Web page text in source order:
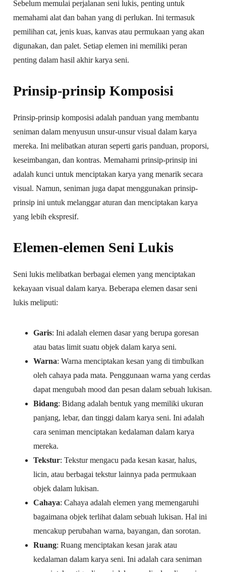
Sebelum memulai perjalanan seni lukis, penting untuk
memahami alat dan bahan yang di perlukan. Ini termasuk
pemilihan cat, jenis kuas, kanvas atau permukaan yang akan
digunakan, dan palet. Setiap elemen ini memiliki peran
penting dalam hasil akhir karya seni.
Prinsip-prinsip Komposisi
Prinsip-prinsip komposisi adalah panduan yang membantu
seniman dalam menyusun unsur-unsur visual dalam karya
mereka. Ini melibatkan aturan seperti garis panduan, proporsi,
keseimbangan, dan kontras. Memahami prinsip-prinsip ini
adalah kunci untuk menciptakan karya yang menarik secara
visual. Namun, seniman juga dapat menggunakan prinsip-
prinsip ini untuk melanggar aturan dan menciptakan karya
yang lebih ekspresif.
Elemen-elemen Seni Lukis
Seni lukis melibatkan berbagai elemen yang menciptakan
kekayaan visual dalam karya. Beberapa elemen dasar seni
lukis meliputi:
Garis: Ini adalah elemen dasar yang berupa goresan
atau batas limit suatu objek dalam karya seni.
Warna: Warna menciptakan kesan yang di timbulkan
oleh cahaya pada mata. Penggunaan warna yang cerdas
dapat mengubah mood dan pesan dalam sebuah lukisan.
Bidang: Bidang adalah bentuk yang memiliki ukuran
panjang, lebar, dan tinggi dalam karya seni. Ini adalah
cara seniman menciptakan kedalaman dalam karya
mereka.
Tekstur: Tekstur mengacu pada kesan kasar, halus,
licin, atau berbagai tekstur lainnya pada permukaan
objek dalam lukisan.
Cahaya: Cahaya adalah elemen yang memengaruhi
bagaimana objek terlihat dalam sebuah lukisan. Hal ini
mencakup perubahan warna, bayangan, dan sorotan.
Ruang: Ruang menciptakan kesan jarak atau
kedalaman dalam karya seni. Ini adalah cara seniman